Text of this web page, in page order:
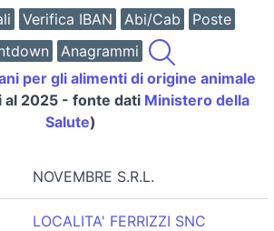
Verifica IBAN Abi/Cab
Poste
Anagrammi
per gli alimenti di origine animale
al 2025 - fonte dati Ministero della
Salute)
NOVEMBRE S.R.L.
LOCALITA' FERRIZZI SNC